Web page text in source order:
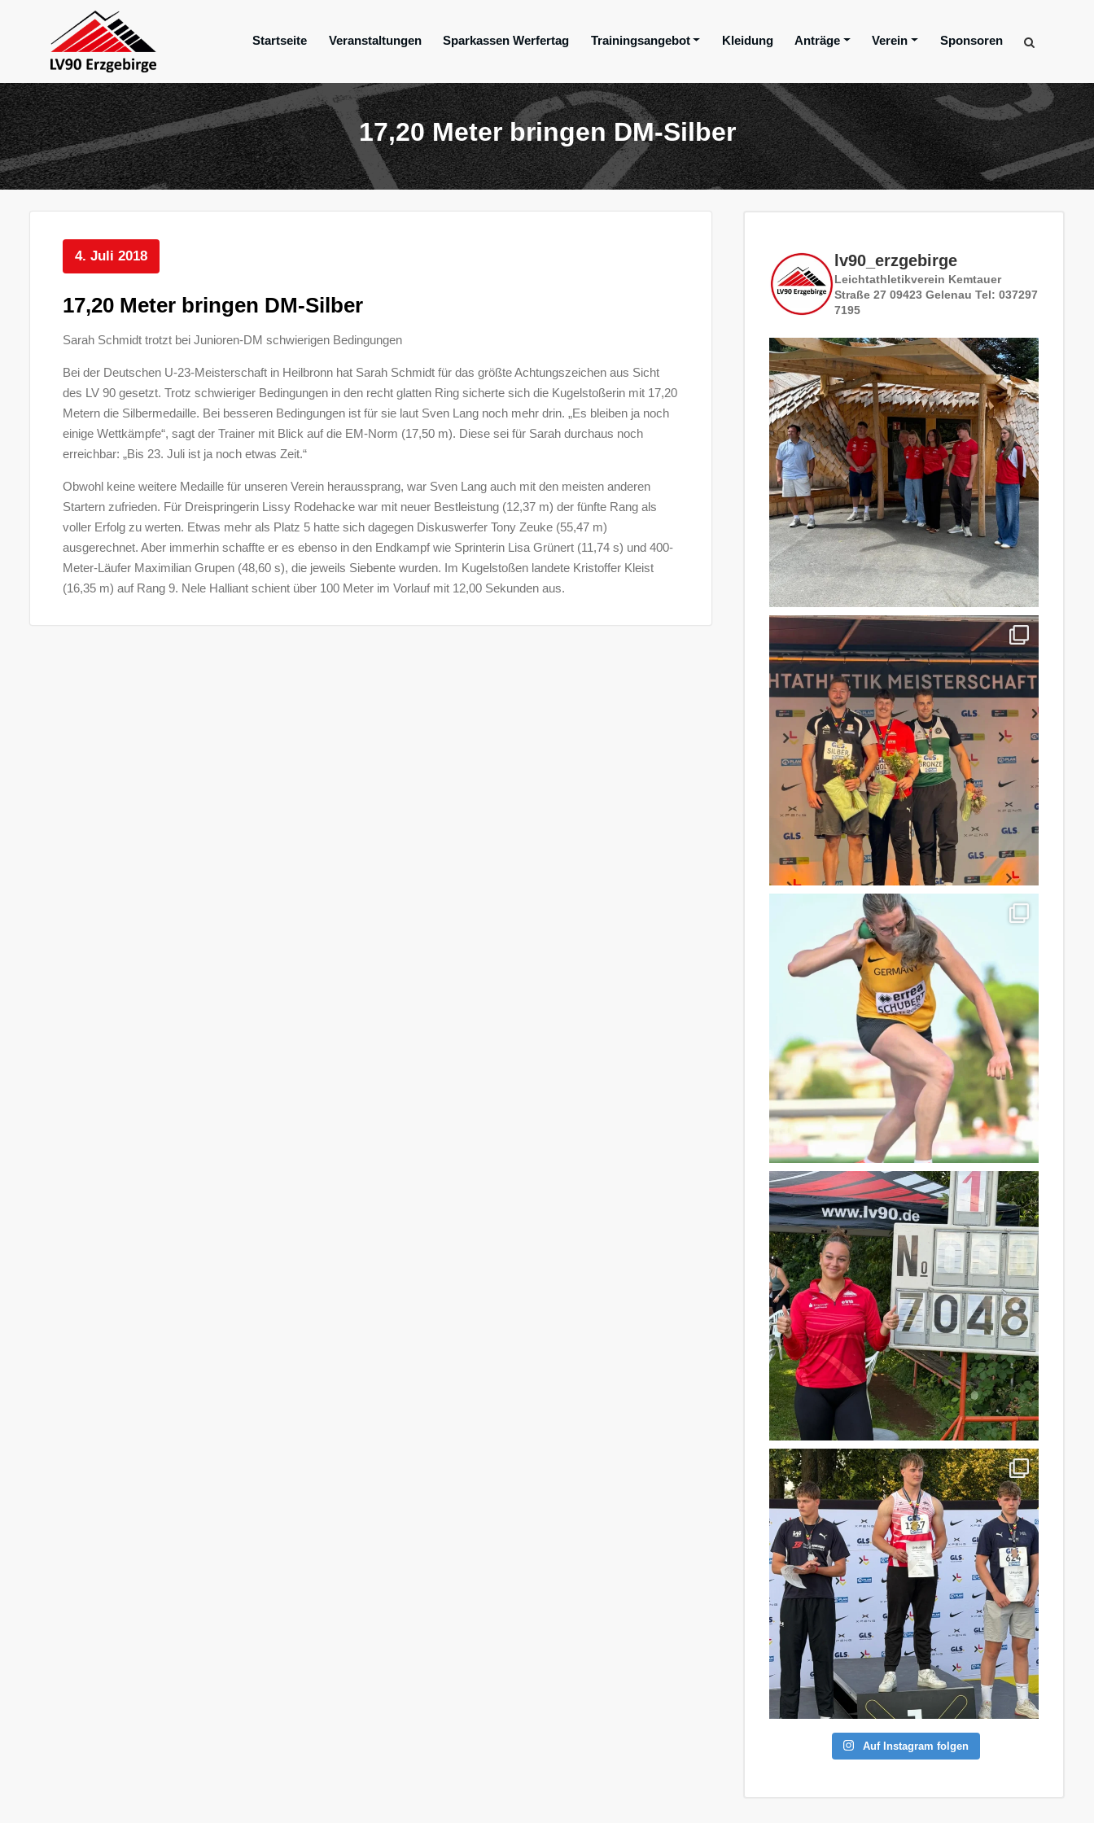
springen
Startseite Veranstaltungen Sparkassen Werfertag Trainingsangebot Kleidung Anträge Verein Sponsoren
17,20 Meter bringen DM-Silber
4. Juli 2018
17,20 Meter bringen DM-Silber
Sarah Schmidt trotzt bei Junioren-DM schwierigen Bedingungen
Bei der Deutschen U-23-Meisterschaft in Heilbronn hat Sarah Schmidt für das größte Achtungszeichen aus Sicht
des LV 90 gesetzt. Trotz schwieriger Bedingungen in den recht glatten Ring sicherte sich die Kugelstoßerin mit 17,20
Metern die Silbermedaille. Bei besseren Bedingungen ist für sie laut Sven Lang noch mehr drin. „Es bleiben ja noch
einige Wettkämpfe“, sagt der Trainer mit Blick auf die EM-Norm (17,50 m). Diese sei für Sarah durchaus noch
erreichbar: „Bis 23. Juli ist ja noch etwas Zeit.“
Obwohl keine weitere Medaille für unseren Verein heraussprang, war Sven Lang auch mit den meisten anderen
Startern zufrieden. Für Dreispringerin Lissy Rodehacke war mit neuer Bestleistung (12,37 m) der fünfte Rang als
voller Erfolg zu werten. Etwas mehr als Platz 5 hatte sich dagegen Diskuswerfer Tony Zeuke (55,47 m)
ausgerechnet. Aber immerhin schaffte er es ebenso in den Endkampf wie Sprinterin Lisa Grünert (11,74 s) und 400-
Meter-Läufer Maximilian Grupen (48,60 s), die jeweils Siebente wurden. Im Kugelstoßen landete Kristoffer Kleist
(16,35 m) auf Rang 9. Nele Halliant schient über 100 Meter im Vorlauf mit 12,00 Sekunden aus.
lv90_erzgebirge
Leichtathletikverein Kemtauer
Straße 27 09423 Gelenau Tel: 037297
7195
Auf Instagram folgen